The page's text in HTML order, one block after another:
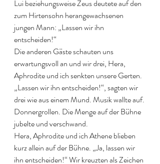
Lui beziehungsweise Zeus deutete auf den
zum Hirtensohn herangewachsenen
jungen Mann: „Lassen wir ihn
entscheiden!“
Die anderen Gäste schauten uns
erwartungsvoll an und wir drei, Hera,
Aphrodite und ich senkten unsere Gerten.
„Lassen wir ihn entscheiden!“, sagten wir
drei wie aus einem Mund. Musik wallte auf.
Donnergrollen. Die Menge auf der Bühne
jubelte und verschwand.
Hera, Aphrodite und ich Athene blieben
kurz allein auf der Bühne. „Ja, lassen wir
ihn entscheiden!“ Wir kreuzten als Zeichen